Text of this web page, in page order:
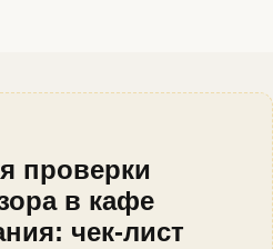
проверки
в кафе
чек-лист